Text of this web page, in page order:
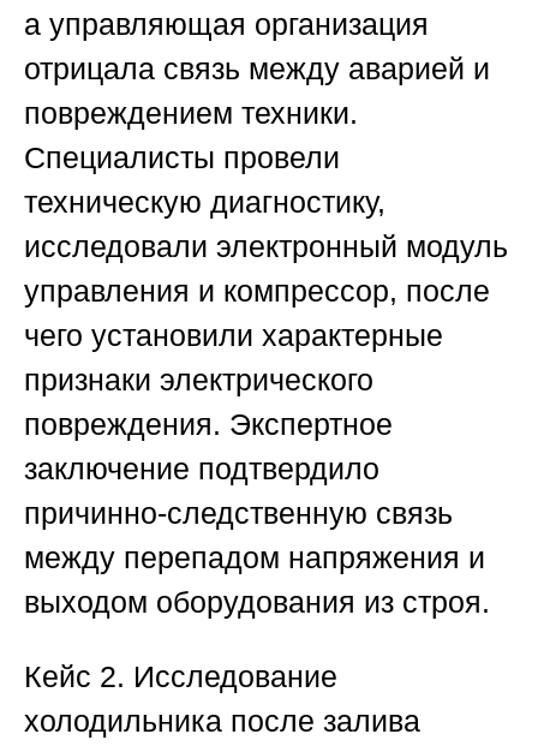
а управляющая организация
отрицала связь между аварией и
повреждением техники.
Специалисты провели
техническую диагностику,
исследовали электронный модуль
управления и компрессор, после
чего установили характерные
признаки электрического
повреждения. Экспертное
заключение подтвердило
причинно-следственную связь
между перепадом напряжения и
выходом оборудования из строя.
Кейс 2. Исследование
холодильника после залива